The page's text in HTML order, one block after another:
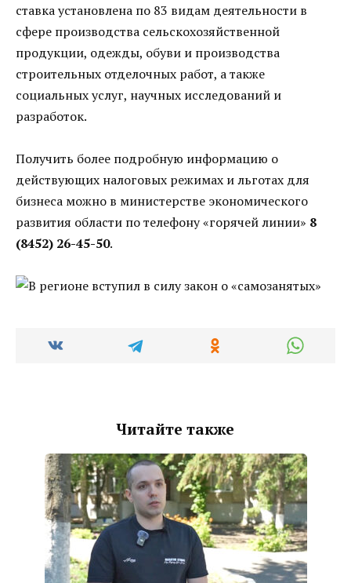
ставка установлена по 83 видам деятельности в
сфере производства сельскохозяйственной
продукции, одежды, обуви и производства
строительных отделочных работ, а также
социальных услуг, научных исследований и
разработок.
Получить более подробную информацию о
действующих налоговых режимах и льготах для
бизнеса можно в министерстве экономического
развития области по телефону «горячей линии» 8
(8452) 26-45-50.
Читайте также